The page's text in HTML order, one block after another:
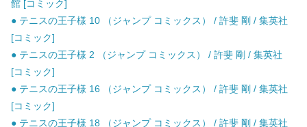
館 [コミック]
● テニスの王子様 10 （ジャンプ コミックス） / 許斐 剛 / 集英社
[コミック]
● テニスの王子様 2 （ジャンプ コミックス） / 許斐 剛 / 集英社
[コミック]
● テニスの王子様 16 （ジャンプ コミックス） / 許斐 剛 / 集英社
[コミック]
● テニスの王子様 18 （ジャンプ コミックス） / 許斐 剛 / 集英社